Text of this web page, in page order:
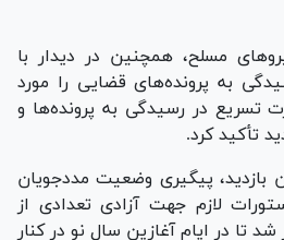
مسلح، همچنین در دیدار با
به پرونده‌های قضایی را مورد
تسریع در رسیدگی به پرونده‌ها و
تأکید کرد.
پیگیری وضعیت مددجویان
لازم جهت آزادی تعدادی از
تا در ایام آغازین سال نو در کنار